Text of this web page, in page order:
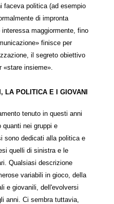
faceva politica (ad esempio
di impronta
maggiormente, fino
finisce per
il segreto obiettivo
insieme».
LA POLITICA E I GIOVANI
tenuto in questi anni
nei gruppi e
sono dedicati alla politica e
quelli di sinistra e le
Qualsiasi descrizione
variabili in gioco, della
e giovanili, dell'evolversi
anni. Ci sembra tuttavia,